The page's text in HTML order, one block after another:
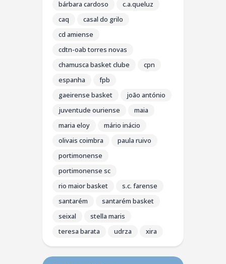
bárbara cardoso
c.a.queluz
caq
casal do grilo
cd amiense
cdtn-oab torres novas
chamusca basket clube
cpn
espanha
fpb
gaeirense basket
joão antónio
juventude ouriense
maia
maria eloy
mário inácio
olivais coimbra
paula ruivo
portimonense
portimonense sc
rio maior basket
s.c. farense
santarém
santarém basket
seixal
stella maris
teresa barata
udrza xira